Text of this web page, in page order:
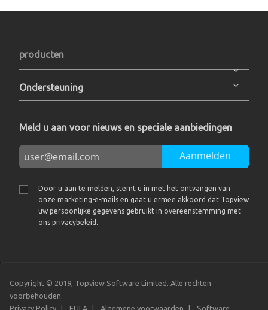
producten
Ondersteuning
Meld u aan voor nieuws en speciale aanbiedingen
Aanmelden
Door u aan te melden, stemt u in met het ontvangen van
onze marketing-e-mails en gaat u ermee akkoord dat Topview
uw persoonlijke gegevens gebruikt in overeenstemming met
ons privacybeleid.
Copyright © 2019, Topview Software Limited. Alle rechten
voorbehouden.
Privacy Policy
EULA Algemene voorwaarden Software